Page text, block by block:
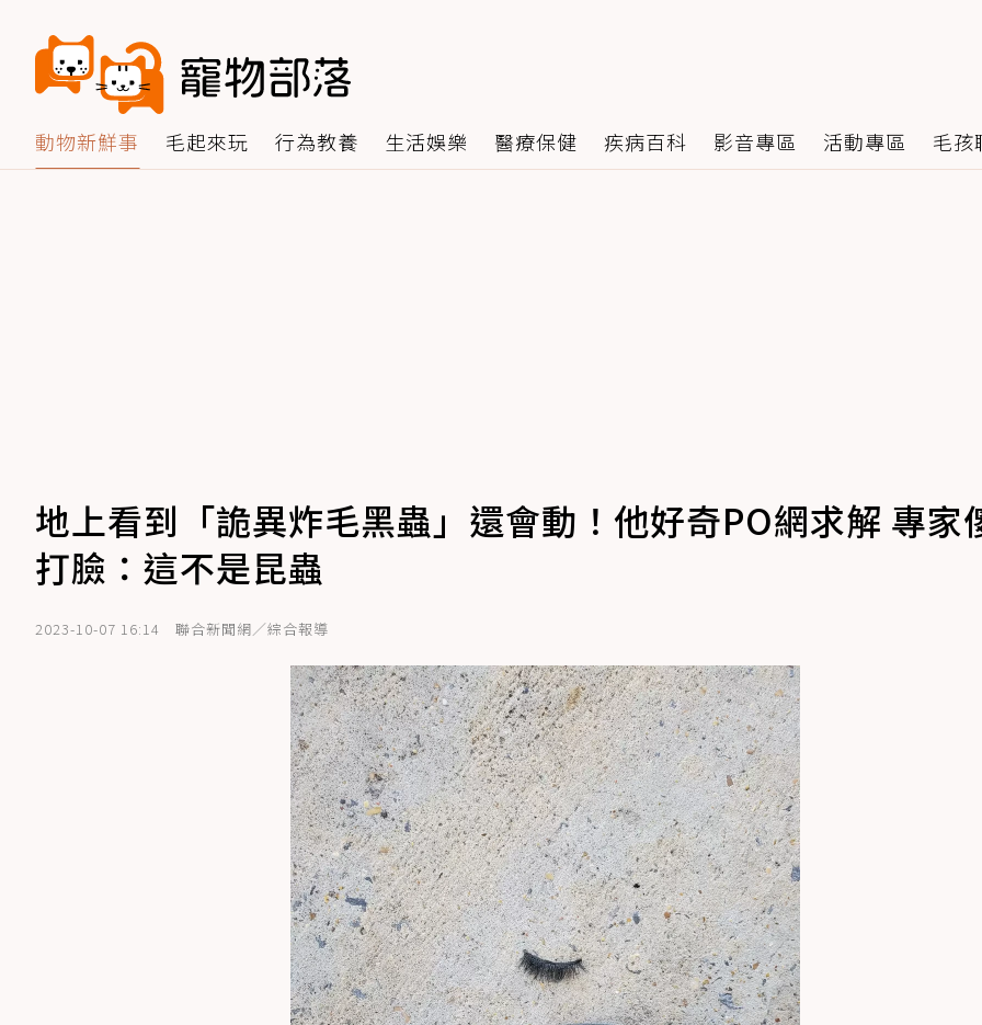
動物新鮮事 毛起來玩 行為教養 生活娛樂 醫療保健 疾病百科 影音專區 活動專區 毛孩
地上看到「詭異炸毛黑蟲」還會動！他好奇PO網求解 專家
打臉：這不是昆蟲
2023-10-07 16:14 聯合新聞網／綜合報導